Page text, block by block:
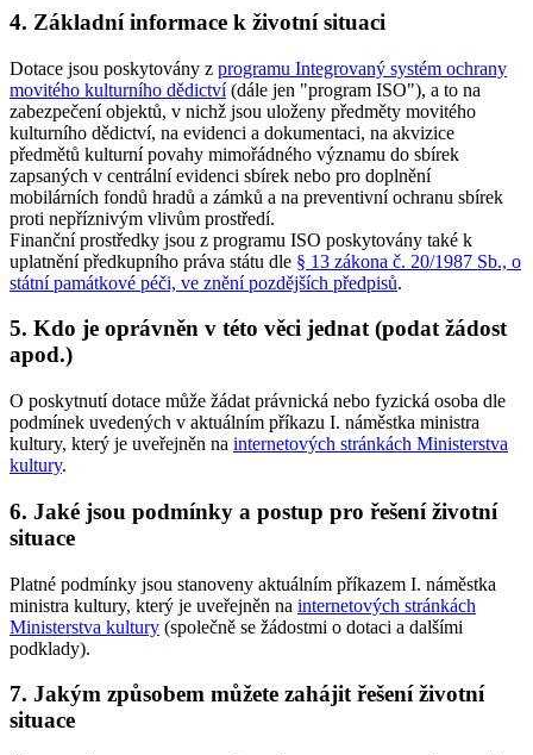
4. Základní informace k životní situaci
Dotace jsou poskytovány z programu Integrovaný systém ochrany
movitého kulturního dědictví(dále jen "program ISO"), a to na
zabezpečení objektů, v nichž jsou uloženy předměty movitého
kulturního dědictví, na evidenci a dokumentaci, na akvizice
předmětů kulturní povahy mimořádného významu do sbírek
zapsaných v centrální evidenci sbírek nebo pro doplnění
mobilárních fondů hradů a zámků a na preventivní ochranu sbírek
proti nepříznivým vlivům prostředí.
Finanční prostředky jsou z programu ISO poskytovány také k
uplatnění předkupního práva státu dle § 13 zákona č. 20/1987 Sb., o
státní památkové péči, ve znění pozdějších předpisů.
5. Kdo je oprávněn v této věci jednat (podat žádost
apod.)
O poskytnutí dotace může žádat právnická nebo fyzická osoba dle
podmínek uvedených v aktuálním příkazu I. náměstka ministra
kultury, který je uveřejněn na internetových stránkách Ministerstva
kultury.
6. Jaké jsou podmínky a postup pro řešení životní
situace
Platné podmínky jsou stanoveny aktuálním příkazem I. náměstka
ministra kultury, který je uveřejněn na internetových stránkách
Ministerstva kultury (společně se žádostmi o dotaci a dalšími
podklady).
7. Jakým způsobem můžete zahájit řešení životní
situace